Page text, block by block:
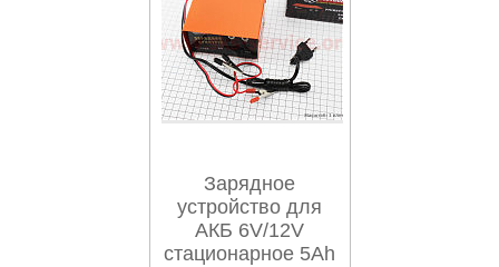
Зарядное
устройство для
АКБ 6V/12V
стационарное 5Ah